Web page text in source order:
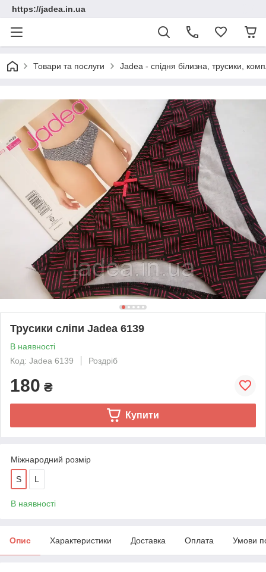
https://jadea.in.ua
Товари та послуги Jadea - спідня білизна, трусики,
Трусики сліпи Jadea 6139
В наявності
Код: Jadea 6139
Роздріб
180 ₴
Купити
Міжнародний розмір
S L
В наявності
Опис Характеристики Доставка Оплата Умови